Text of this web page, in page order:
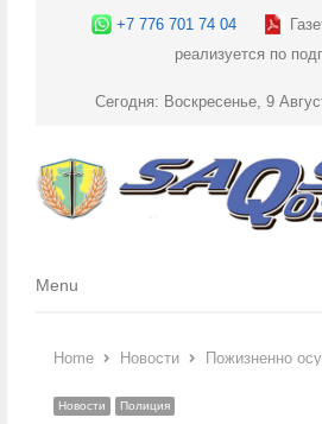
+7 776 701 74 04
реализуется по
Сегодня: Воскресенье, 9
Menu
Menu
Home Новости Пожизненно
Новости Полиция